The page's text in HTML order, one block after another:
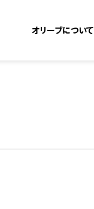
オリーブについて